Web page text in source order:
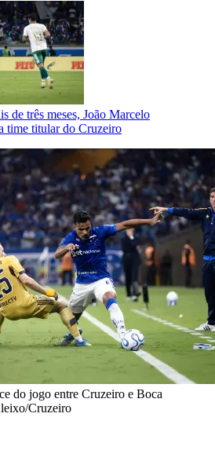
de três meses, João Marcelo
time titular do Cruzeiro
do jogo entre Cruzeiro e Boca
Cruzeiro